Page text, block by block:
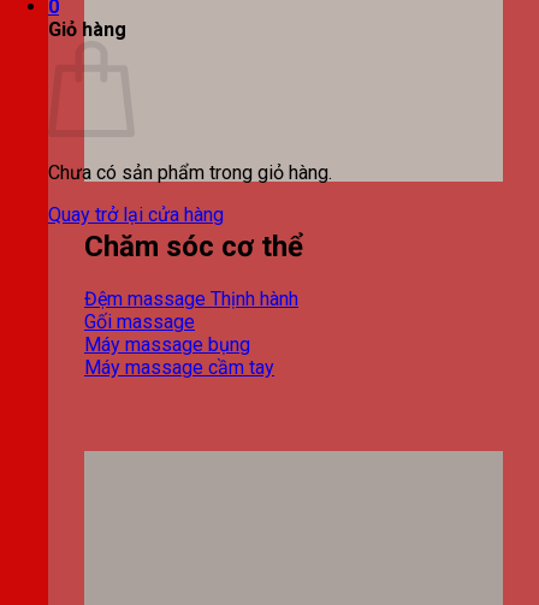
0
Giỏ hàng
Chưa có sản phẩm trong giỏ hàng.
Quay trở lại cửa hàng
Chăm sóc cơ thể
Đệm massage
Gối massage
Máy massage bụng
Máy massage cầm tay